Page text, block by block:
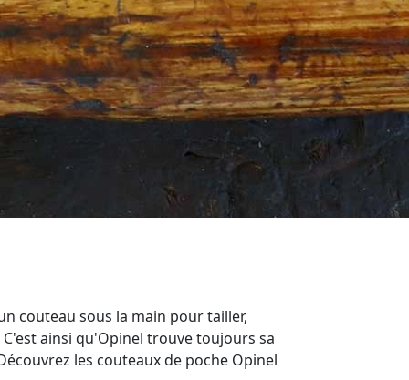
couteau sous la main pour tailler,
ainsi qu'Opinel trouve toujours sa
les couteaux de poche Opinel